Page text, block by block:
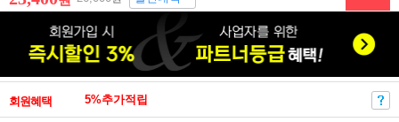
회원혜택 5%추가적립